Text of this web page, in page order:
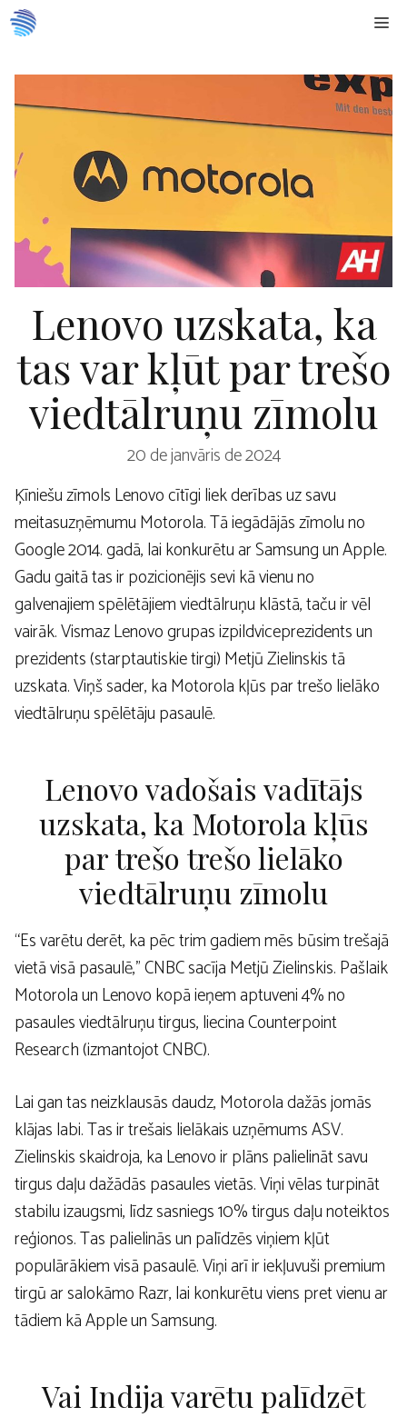
Doties
uz
Lenovo uzskata, ka
tas var kļūt par trešo
viedtālruņu zīmolu
20 de janvāris de 2024
Ķīniešu zīmols Lenovo cītīgi liek derības uz savu
meitasuzņēmumu Motorola. Tā iegādājās zīmolu no
Google 2014. gadā, lai konkurētu ar Samsung un Apple.
Gadu gaitā tas ir pozicionējis sevi kā vienu no
galvenajiem spēlētājiem viedtālruņu klāstā, taču ir vēl
vairāk. Vismaz Lenovo grupas izpildviceprezidents un
prezidents (starptautiskie tirgi) Metjū Zielinskis tā
uzskata. Viņš sader, ka Motorola kļūs par trešo lielāko
viedtālruņu spēlētāju pasaulē.
Lenovo vadošais vadītājs
uzskata, ka Motorola kļūs
par trešo trešo lielāko
viedtālruņu zīmolu
“Es varētu derēt, ka pēc trim gadiem mēs būsim trešajā
vietā visā pasaulē,” CNBC sacīja Metjū Zielinskis. Pašlaik
Motorola un Lenovo kopā ieņem aptuveni 4% no
pasaules viedtālruņu tirgus, liecina Counterpoint
Research (izmantojot CNBC).
Lai gan tas neizklausās daudz, Motorola dažās jomās
klājas labi. Tas ir trešais lielākais uzņēmums ASV.
Zielinskis skaidroja, ka Lenovo ir plāns palielināt savu
tirgus daļu dažādās pasaules vietās. Viņi vēlas turpināt
stabilu izaugsmi, līdz sasniegs 10% tirgus daļu noteiktos
reģionos. Tas palielinās un palīdzēs viņiem kļūt
populārākiem visā pasaulē. Viņi arī ir iekļuvuši premium
tirgū ar salokāmo Razr, lai konkurētu viens pret vienu ar
tādiem kā Apple un Samsung.
Vai Indija varētu palīdzēt